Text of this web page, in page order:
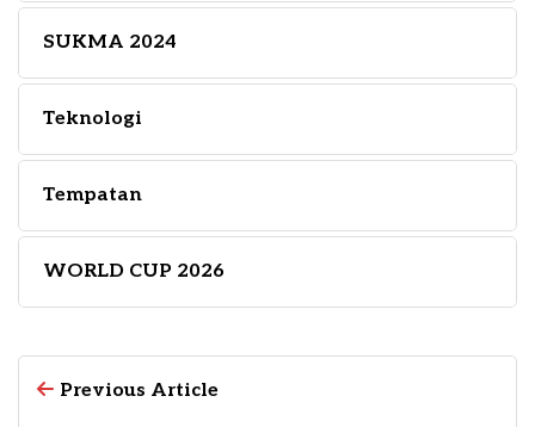
SUKMA 2024
Teknologi
Tempatan
WORLD CUP 2026
Previous Article